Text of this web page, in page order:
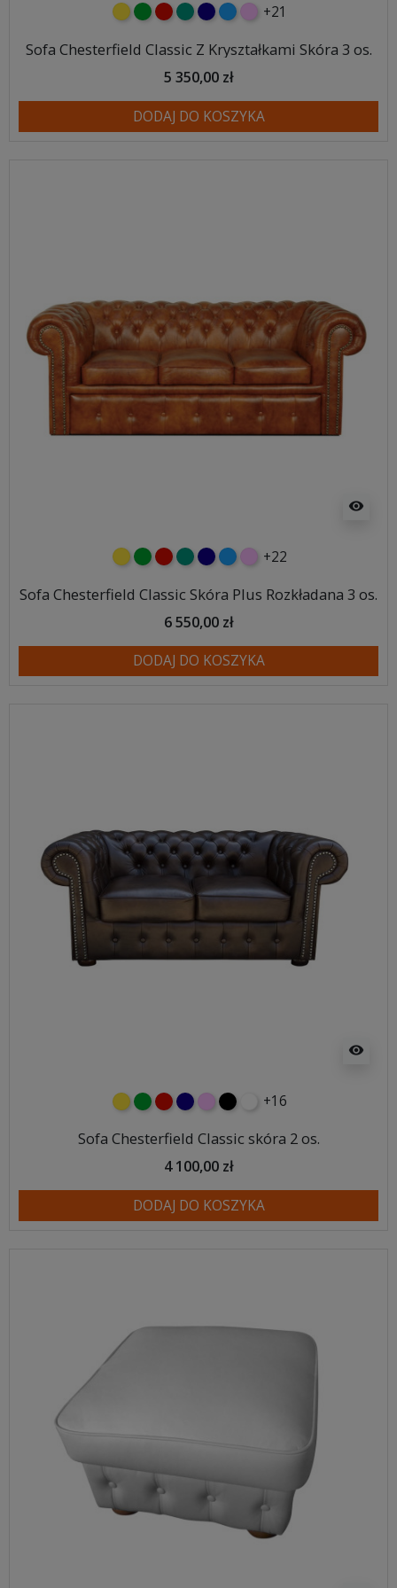
żółtyzielonyczerwony
turkusowy
granatowy
niebieski
różowy
+21
Sofa Chesterfield Classic Z Kryształkami Skóra 3 os.
5 350,00 zł
DODAJ DO KOSZYKA
visibility
żółtyzielonyczerwony
turkusowy
granatowy
niebieski
różowy
+22
Sofa Chesterfield Classic Skóra Plus Rozkładana 3 os.
6 550,00 zł
DODAJ DO KOSZYKA
visibility
żółtyzielonyczerwony
granatowy
różowyczarnybiały+16
Sofa Chesterfield Classic skóra 2 os.
4 100,00 zł
DODAJ DO KOSZYKA